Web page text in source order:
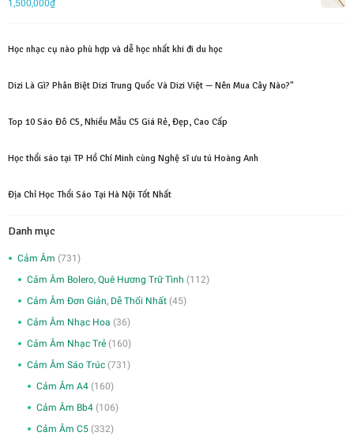
1,500,000₫
Học nhạc cụ nào phù hợp và dễ học nhất khi đi du học
Dizi Là Gì? Phân Biệt Dizi Trung Quốc Và Dizi Việt — Nên Mua Cây Nào?"
Top 10 Sáo Đô C5, Nhiều Mẫu C5 Giá Rẻ, Đẹp, Cao Cấp
Học thổi sáo tại TP Hồ Chí Minh cùng Nghệ sĩ ưu tú Hoàng Anh
Địa Chỉ Học Thổi Sáo Tại Hà Nội Tốt Nhất
Danh mục
Cảm Âm (731)
Cảm Âm Bolero, Quê Hương Trữ Tình (112)
Cảm Âm Đơn Giản, Dễ Thổi Nhất (45)
Cảm Âm Nhạc Hoa (36)
Cảm Âm Nhạc Trẻ (160)
Cảm Âm Sáo Trúc (731)
Cảm Âm A4 (160)
Cảm Âm Bb4 (106)
Cảm Âm C5 (332)